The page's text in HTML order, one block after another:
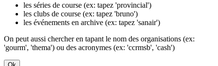
les séries de course (ex: tapez 'provincial')
les clubs de course (ex: tapez 'bruno')
les événements en archive (ex: tapez 'sanair')
On peut aussi chercher en tapant le nom des organisations (ex:
'gourm', 'thema') ou des acronymes (ex: 'ccrmsb', 'cash')